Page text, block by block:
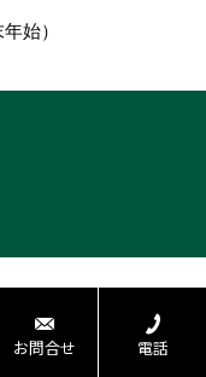
始）
お問合せ 電話